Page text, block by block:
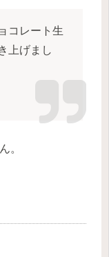
コレート生
上げまし
。